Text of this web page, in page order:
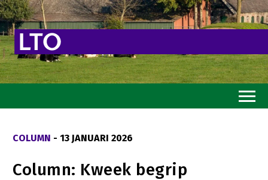
Goed eten
COLUMN - 13 JANUARI 2026
Column: Kweek begrip